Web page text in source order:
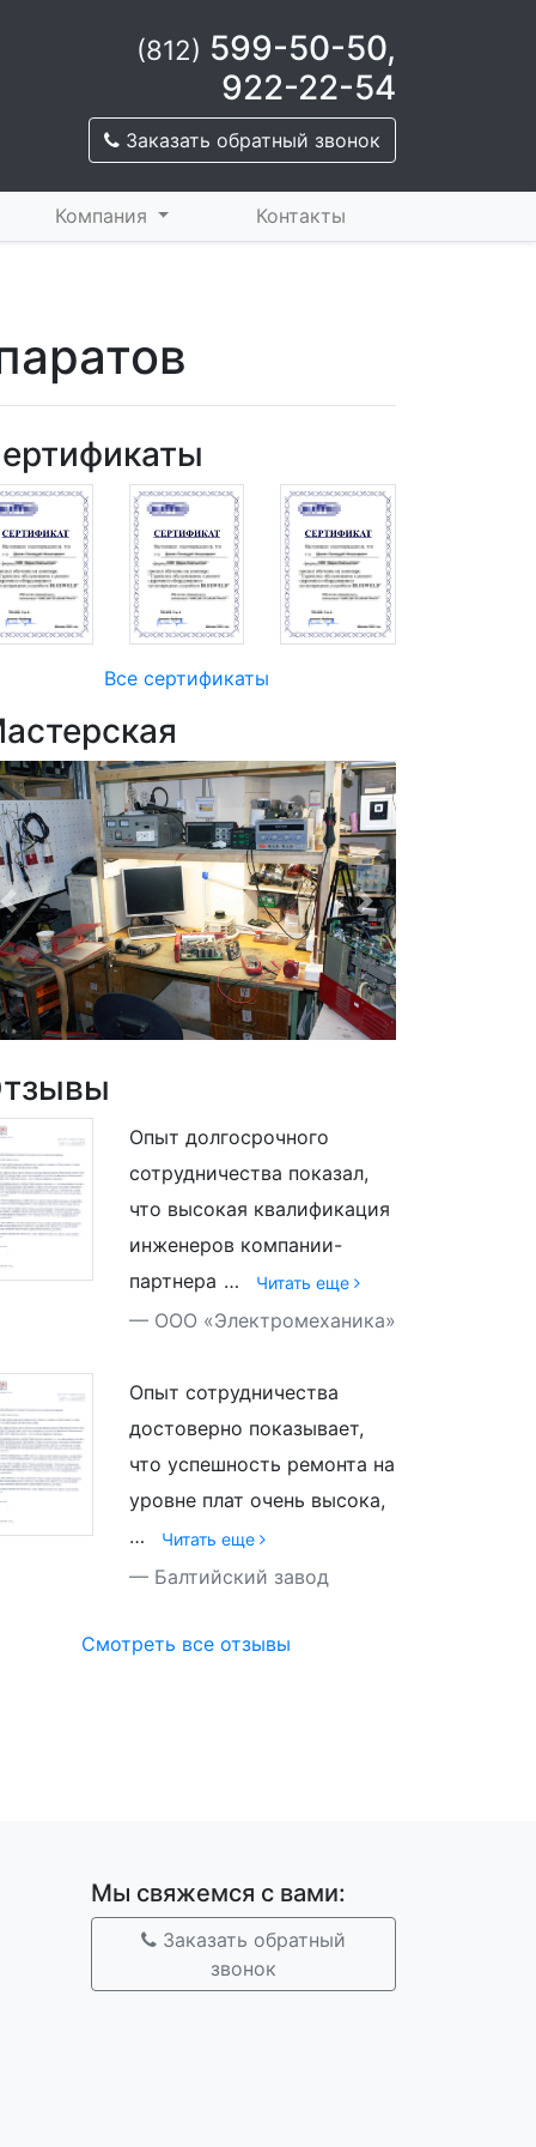
(812) 599-50-50,
922-22-54
Заказать обратный звонок
Компания Контакты
Все сертификаты
Опыт долгосрочного
сотрудничества показал,
что высокая квалификация
инженеров компании-
партнера … Читать еще
ООО «Электромеханика»
Опыт сотрудничества
достоверно показывает,
что успешность ремонта на
уровне плат очень высока,
…
Читать еще
Балтийский завод
Смотреть все отзывы
Мы свяжемся с вами:
Заказать обратный
звонок